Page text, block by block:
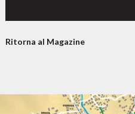
Ritorna al Magazine